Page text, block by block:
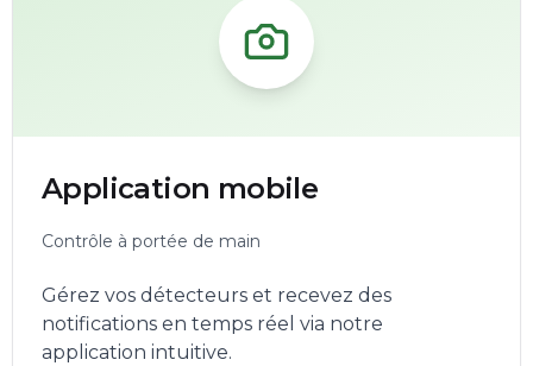
Application mobile
Contrôle à portée de main
Gérez vos détecteurs et recevez des
notifications en temps réel via notre
application intuitive.